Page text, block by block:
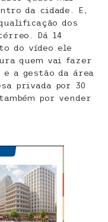
da cidade. E,
dos
Dá 14
do vídeo ele
quem vai fazer
a gestão da área
privada por 30
por vender